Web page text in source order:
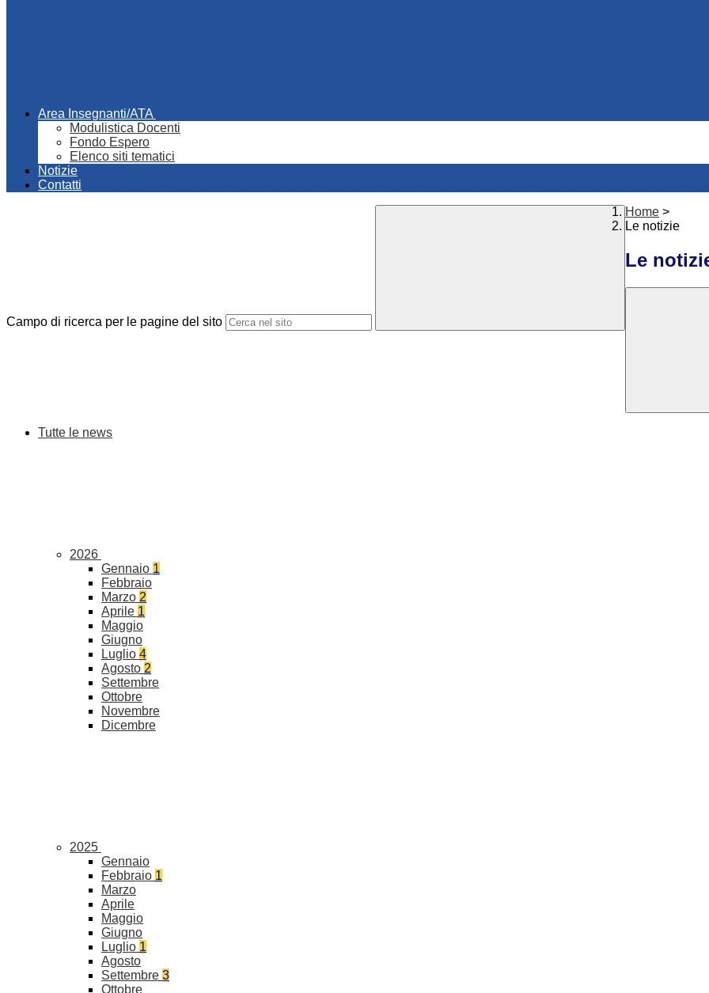
Area Insegnanti/ATA
Modulistica Docenti
Fondo Espero
Elenco siti tematici
Notizie
Contatti
Campo di ricerca per le pagine del sito
Home >
Le notizie
Le
Tutte le news
2026
Gennaio 1
Febbraio
Marzo 2
Aprile 1
Maggio
Giugno
Luglio 4
Agosto 2
Settembre
Ottobre
Novembre
Dicembre
2025
Gennaio
Febbraio 1
Marzo
Aprile
Maggio
Giugno
Luglio 1
Agosto
Settembre 3
Ottobre